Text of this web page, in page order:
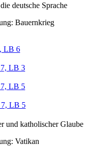
deutsche Sprache
Bauernkrieg
LB 6
LB 3
LB 5
LB 5
und katholischer Glaube
Vatikan